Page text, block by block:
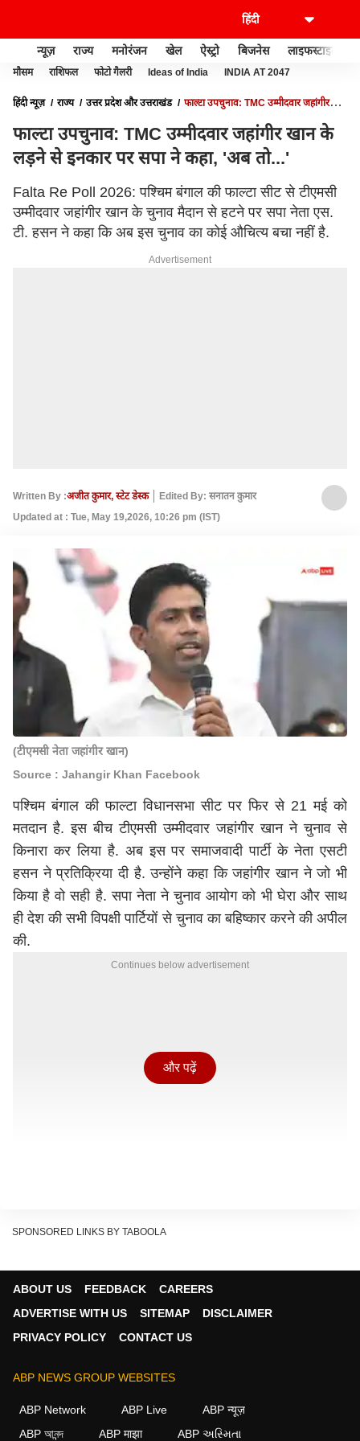
न्यूज़ राज्य मनोरंजन खेल ऐस्ट्रो बिजनेस लाइफस्टाइल
मौसम राशिफल फोटो गैलरी Ideas of India INDIA AT 2047
हिंदी न्यूज़ राज्य उत्तर प्रदेश और उत्तराखंड
फाल्टा उपचुनाव: TMC उम्मीदवार जहांगीर
फाल्टा उपचुनाव: TMC उम्मीदवार जहांगीर खान के
लड़ने से इनकार पर सपा ने कहा, 'अब तो...'
Falta Re Poll 2026: पश्चिम बंगाल की फाल्टा सीट से टीएमसी
उम्मीदवार जहांगीर खान के चुनाव मैदान से हटने पर सपा नेता एस.
टी. हसन ने कहा कि अब इस चुनाव का कोई औचित्य बचा नहीं है.
Advertisement
Written By :अजीत कुमार, स्टेट डेस्क
Edited By: सनातन कुमार
Updated at : Tue, May 19,2026, 10:26 pm (IST)
(टीएमसी नेता जहांगीर खान)
Source : Jahangir Khan Facebook
पश्चिम बंगाल की फाल्टा विधानसभा सीट पर फिर से 21 मई को
मतदान है. इस बीच टीएमसी उम्मीदवार जहांगीर खान ने चुनाव से
किनारा कर लिया है. अब इस पर समाजवादी पार्टी के नेता एसटी
हसन ने प्रतिक्रिया दी है. उन्होंने कहा कि जहांगीर खान ने जो भी
किया है वो सही है. सपा नेता ने चुनाव आयोग को भी घेरा और साथ
ही देश की सभी विपक्षी पार्टियों से चुनाव का बहिष्कार करने की अपील
की.
Continues below advertisement
देश की सभी राजनीतिक पार्टियों को चुनाव का बहिष्कार कर देना
कोई औचित्य बचा नहीं है.''
Moradabad, Uttar Pradesh: On TMC candidate
और पढ़ें
SPONSORED LINKS BY TABOOLA
ABOUT US FEEDBACK
CAREERS
ADVERTISE WITH US
SITEMAP
DISCLAIMER
PRIVACY POLICY
CONTACT US
ABP NEWS GROUP WEBSITES
ABP Network ABP Live
ABP न्यूज़
ABP আনন্দ
ABP माझा ABP અસ્મિતા